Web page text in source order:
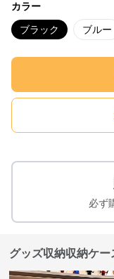
カラー
ブラック ブルー
必ず
グッズ収納収納ケ